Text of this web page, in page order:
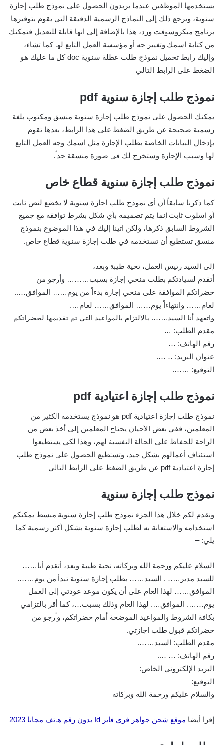
يستخدمها الموظفين عندما يريدون الحصول على نموذج طلب إجازة
سنوية، ويرجع ذلك إلى النماذج الرسمية الدقيقة التي يقوم بتوفيرها
برنامج ميكروسوفت ورد، هذا بالإضافة إلى انها قابلة للتعديل فتمكنك
من كتابة اسمك وتغيير جه أو مؤسسة العمل التابع لها كما تشاء،
وإليك رابط تحميل نموذج طلب عطلة سنوية doc كل ما عليك هو
الضغط على الرابط التالي
نموذج طلب إجازة سنوية pdf
يمكنك الحصول على نموذج طلب إجازة سنوية منسق ومكتوب بلغة
رسمية صحيحة عن طريق الضغط على هذا الرابط، بعدها تقوم
بإدخال البيانات الخاصة بطلب الإجازة مثل اسمك وجه العمل التابع
لها وسبب الإجازة وستخرج لك في صورة منسقة جداً.
نموذج طلب إجازة سنوية قطاع خاص
كما ذكرنا سابقاً أن أي نموذج طلب اجازة سنوية لا يخضع لنص ثابت
أو اسلوب ثابت إنما يتم تصميمه بأي شكل بشرط توافقه مع جميع
الشروط السابق ذكرها، ولكن اتينا إليك في هذا الموضوع بنموذج
منسق تستطيع أن تستخدمه في طلب إجازة سنوية قطاع خاص.
إلى السيد رئيس العمل، تحية طيبة وبعد،
أتقدم لسيادتكم بطلب منحي إجازة بسبب……… وأرجو من
حضراتكم الموافقة على منحي إجازة بدءاً من يوم…… الموافق…..
لعام…… وانتهاءاً يوم…… الموافق…… لعام….
واتعهد أنا السيد……. بالالتزام بالمواعيد التي تم تقديمها لحضراتكم
مقدم الطلب: …
رقم الهاتف: …
عنوان البريد: …….
التوقيع: …….
نموذج طلب إجازة اعتيادية pdf
نموذج طلب إجازة اعتيادية pdf هو نموذج يستخدمه الكثير من
المعلمين، ففي بعض الأحيان يحتاج المعلمين إلى أخذ بعض من
الراحة للحفاظ على الحالة النفسية لهم، وهذا لكي يستطيعوا
استئناف أعمالهم بشكل جيد، وتستطيع الحصول على نموذج طلب
إجازة اعتيادية pdf عن طريق الضغط على الرابط التالي
نموذج طلب إجازة سنوية
ونقدم لكم خلال هذا الجزء نموذج طلب إجازة سنوية مبسط يمكنكم
استخدامه والاستعانة به لطلب إجازة سنوية بشكل أكثر رسمية كما
يلي: –
السلام عليكم ورحمة الله وبركاته، تحية طيبة وبعد، أتقدم أنا……
للسيد مدير……. السيد…… بطلب إجازة سنوية تبدأ من يوم…….
الموافق…… لهذا العام على أن يكون موعد عودتي إلى العمل
يوم……. الموافق…. لهذا العام وذلك بسبب…، كما أقر بالتزامي
بكافة الشروط والمواعيد الموضحة أمام حضراتكم، وأرجو من
حضراتكم قبول طلب اجازتي.
مقدم الطلب: السيد…….
رقم الهاتف: ……..
البريد الإلكتروني الخاص:
التوقيع:
والسلام عليكم ورحمة الله وبركاته
إقرا أيضا موقع شحن جواهر فري فاير Id بدون رقم هاتف مجانا 2023